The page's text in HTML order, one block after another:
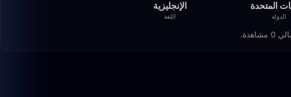
المتحدة
الدولة
الإنجليزية
اللغة